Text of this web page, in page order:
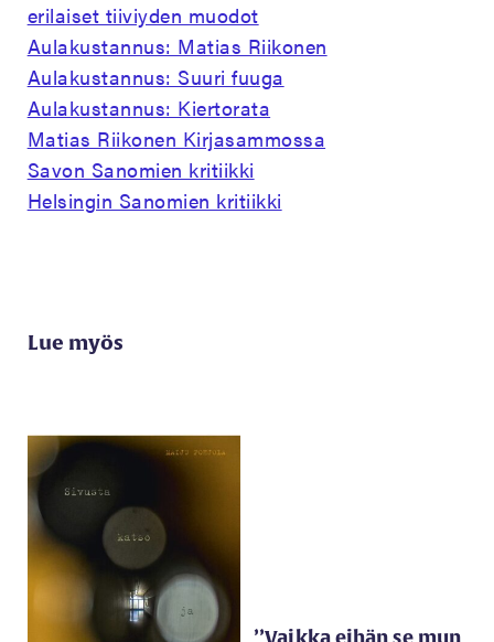
erilaiset tiiviyden muodot
Aulakustannus: Matias Riikonen
Aulakustannus: Suuri fuuga
Aulakustannus: Kiertorata
Matias Riikonen Kirjasammossa
Savon Sanomien kritiikki
Helsingin Sanomien kritiikki
Lue myös
’’Vaikka eihän se mun